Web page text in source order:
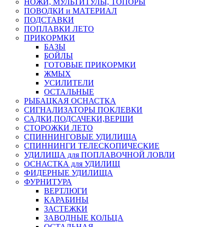
НОЖИ, МУЛЬТИТУЛЫ, ТОПОРЫ
ПОВОДКИ и МАТЕРИАЛ
ПОДСТАВКИ
ПОПЛАВКИ ЛЕТО
ПРИКОРМКИ
БАЗЫ
БОЙЛЫ
ГОТОВЫЕ ПРИКОРМКИ
ЖМЫХ
УСИЛИТЕЛИ
ОСТАЛЬНЫЕ
РЫБАЦКАЯ ОСНАСТКА
СИГНАЛИЗАТОРЫ ПОКЛЕВКИ
САДКИ,ПОДСАЧЕКИ,ВЕРШИ
СТОРОЖКИ ЛЕТО
СПИННИНГОВЫЕ УДИЛИЩА
СПИННИНГИ ТЕЛЕСКОПИЧЕСКИЕ
УДИЛИЩА для ПОПЛАВОЧНОЙ ЛОВЛИ
ОСНАСТКА для УДИЛИЩ
ФИДЕРНЫЕ УДИЛИЩА
ФУРНИТУРА
ВЕРТЛЮГИ
КАРАБИНЫ
ЗАСТЕЖКИ
ЗАВОДНЫЕ КОЛЬЦА